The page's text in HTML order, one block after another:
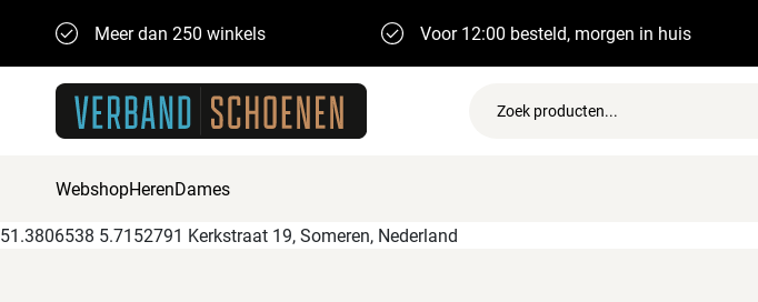
Meer dan 250 winkels Voor 12:00 besteld, morgen in huis
WebshopHerenDames
51.3806538 5.7152791 Kerkstraat 19, Someren, Nederland